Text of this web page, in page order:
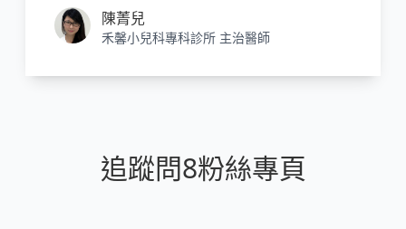
陳菁兒
禾馨小兒科專科診所 主治醫師
追蹤問8粉絲專頁